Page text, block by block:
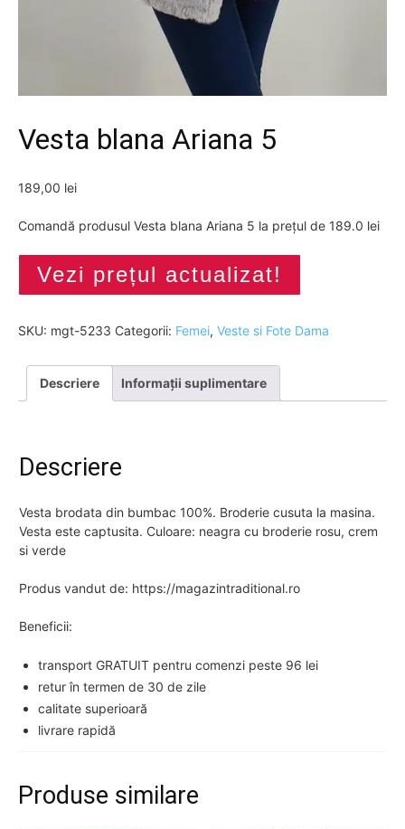
Vesta blana Ariana 5
189,00 lei
Comandă produsul Vesta blana Ariana 5 la prețul de 189.0 lei
Vezi prețul actualizat!
SKU: mgt-5233 Categorii: Femei, Veste si Fote Dama
Descriere Informații suplimentare
Descriere
Vesta brodata din bumbac 100%. Broderie cusuta la masina.
Vesta este captusita. Culoare: neagra cu broderie rosu, crem
si verde
Produs vandut de: https://magazintraditional.ro
Beneficii:
transport GRATUIT pentru comenzi peste 96 lei
retur în termen de 30 de zile
calitate superioară
livrare rapidă
Produse similare